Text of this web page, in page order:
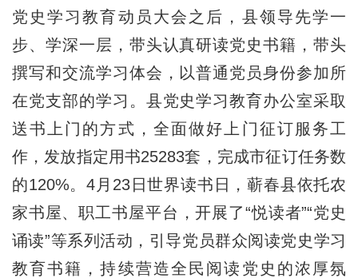
党史学习教育动员大会之后，县领导先学一
步、学深一层，带头认真研读党史书籍，带头
撰写和交流学习体会，以普通党员身份参加所
在党支部的学习。县党史学习教育办公室采取
送书上门的方式，全面做好上门征订服务工
作，发放指定用书25283套，完成市征订任务数
的120%。4月23日世界读书日，蕲春县依托农
家书屋、职工书屋平台，开展了“悦读者”“党史
诵读”等系列活动，引导党员群众阅读党史学习
教育书籍，持续营造全民阅读党史的浓厚氛